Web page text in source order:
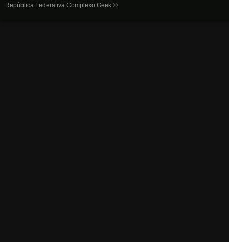
República Federativa Complexo Geek ®